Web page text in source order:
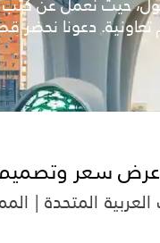
دعونا نحضر
سعر وتصميم
العربية المتحدة |